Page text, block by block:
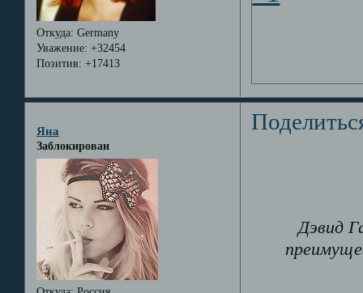
Откуда: Germany
Уважение: +32454
Позитив: +17413
Яна
Заблокирован
Дэвид